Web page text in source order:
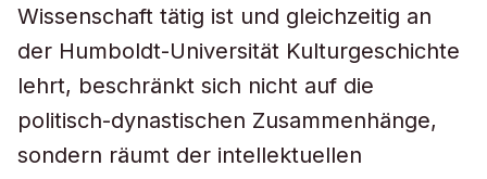
Wissenschaft tätig ist und gleichzeitig an
der Humboldt-Universität Kulturgeschichte
lehrt, beschränkt sich nicht auf die
politisch-dynastischen Zusammenhänge,
sondern räumt der intellektuellen